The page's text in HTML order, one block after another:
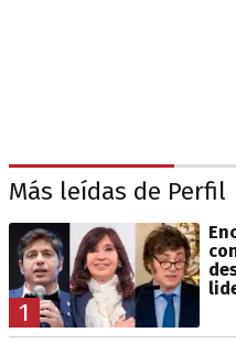
Más leídas de Perfil
1